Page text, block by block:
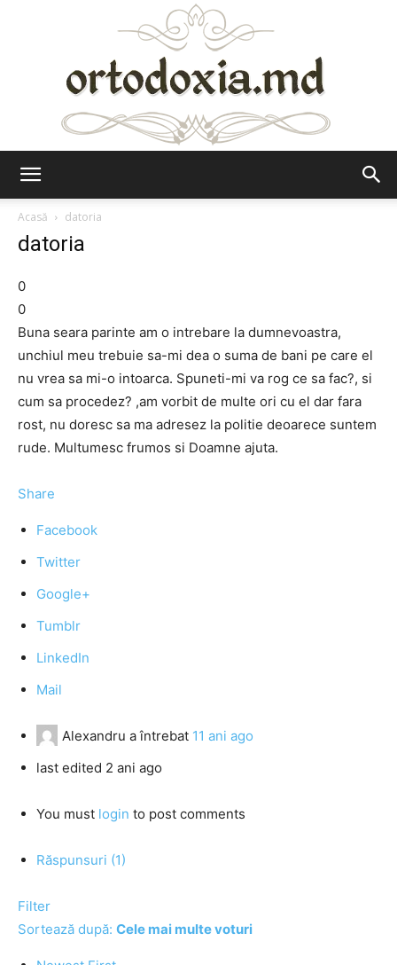
Acasă
datoria
datoria
0
0
Buna seara parinte am o intrebare la dumnevoastra,
unchiul meu trebuie sa-mi dea o suma de bani pe care el
nu vrea sa mi-o intoarca. Spuneti-mi va rog ce sa fac?, si
cum sa procedez? ,am vorbit de multe ori cu el dar fara
rost, nu doresc sa ma adresez la politie deoarece suntem
rude. Multumesc frumos si Doamne ajuta.
Share
Facebook
Twitter
Google+
Tumblr
LinkedIn
Mail
Alexandru a întrebat 11 ani ago
last edited 2 ani ago
You must login to post comments
Răspunsuri (1)
Filter
Sortează după: Cele mai multe voturi